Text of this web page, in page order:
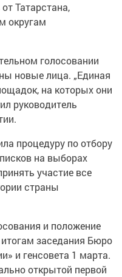
Татарстана,
округам
голосовании
новые лица. „Единая
на которых они
руководитель
процедуру по отбору
на выборах
участие все
страны
и положение
заседания Бюро
и генсовета 1 марта.
открытой первой